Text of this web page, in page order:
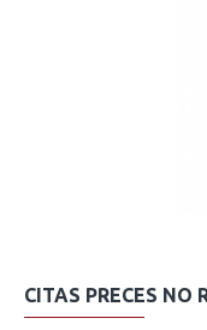
CITAS PRECES NO